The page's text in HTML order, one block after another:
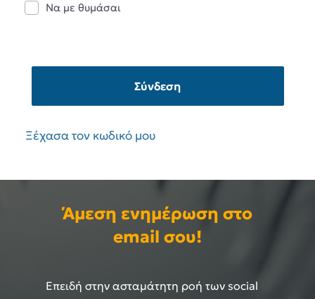
Να με θυμάσαι
Σύνδεση
Ξέχασα τον κωδικό μου
Άμεση ενημέρωση στο
email σου!
Επειδή στην ασταμάτητη ροή των social